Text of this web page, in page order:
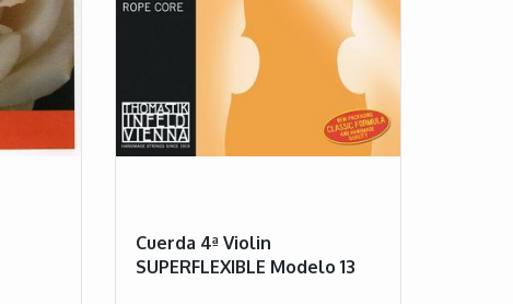
Cuerda 4ª Violin
SUPERFLEXIBLE Modelo 13